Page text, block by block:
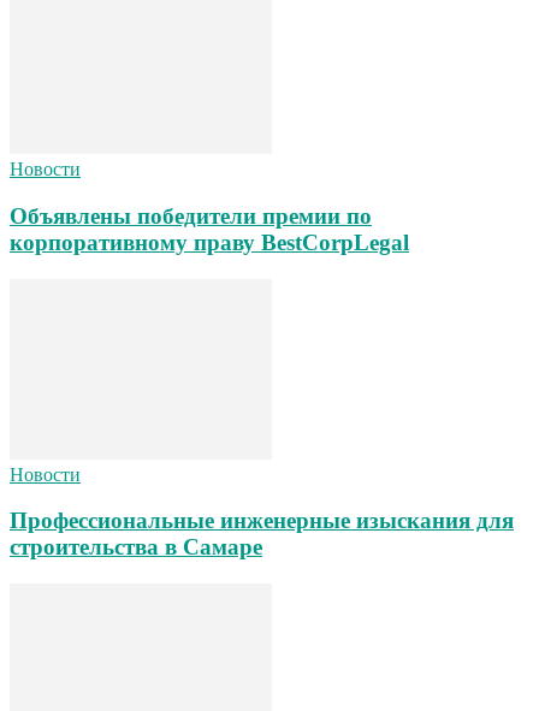
Новости
Объявлены победители премии по
корпоративному праву BestCorpLegal
Новости
Профессиональные инженерные изыскания для
строительства в Самаре